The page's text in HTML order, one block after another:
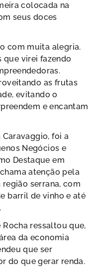
colocada na
seus doces
com muita alegria.
que virei fazendo
as frutas
evitando o
e encantam
Caravaggio, foi a
Negócios e
Destaque em
atenção pela
serrana, com
barril de vinho e até
ressaltou que,
da economia
que ser
do que gerar renda.